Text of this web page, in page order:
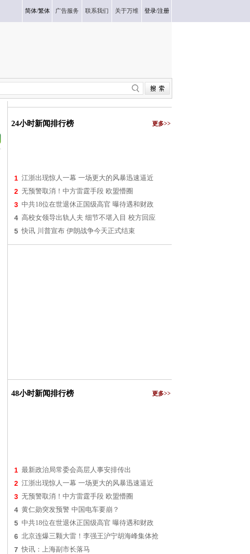
简体/繁体 广告服务 联系我们 关于万维 登录/注册
24小时新闻排行榜 更多>>
1 江浙出现惊人一幕 一场更大的风暴迅速逼近
2 无预警取消！中方雷霆手段 欧盟懵圈
3 中共18位在世退休正国级高官 曝待遇和财政
4 高校女领导出轨人夫 细节不堪入目 校方回应
5 快讯 川普宣布 伊朗战争今天正式结束
48小时新闻排行榜 更多>>
1 最新政治局常委会高层人事安排传出
2 江浙出现惊人一幕 一场更大的风暴迅速逼近
3 无预警取消！中方雷霆手段 欧盟懵圈
4 黄仁勋突发预警 中国电车要崩？
5 中共18位在世退休正国级高官 曝待遇和财政
6 北京连爆三颗大雷！李强王沪宁胡海峰集体抢
7 快讯：上海副市长落马